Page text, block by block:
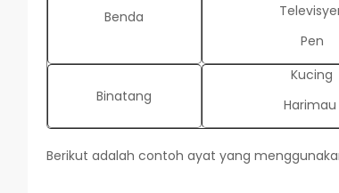
Benda
Pen
Binatang
Kucing
Harimau
Berikut adalah contoh ayat yang